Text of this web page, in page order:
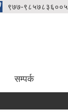
९७७-९८५७८३६००५
सम्पर्क